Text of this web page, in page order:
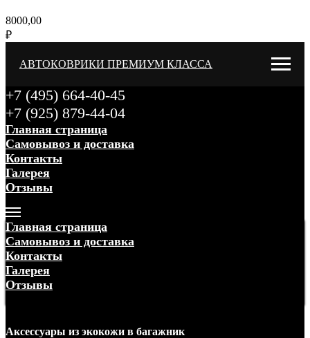
8000,00
₽
АВТОКОВРИКИ ПРЕМИУМ КЛАССА
+7 (495) 664-40-45
+7 (925) 879-44-04
Главная страница
Самовывоз и доставка
Контакты
Галерея
Отзывы
Главная страница
Самовывоз и доставка
Контакты
Галерея
Отзывы
Аксессуары из экокожи в багажник